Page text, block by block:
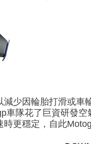
少因輪胎打滑或車
隊花了巨資研發
更穩定，自此